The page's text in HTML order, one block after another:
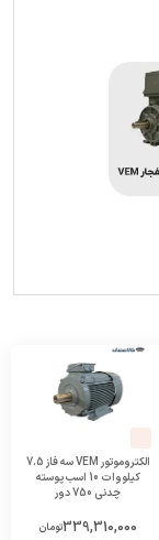
الکتروموتور VEM سه فاز 7.5
کیلووات 10 اسب پوسته
چدنی 750 دور
339,310,000تومان